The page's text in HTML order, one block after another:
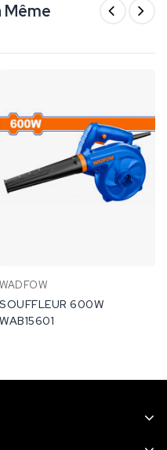
Même
WADFOW
SOUFFLEUR 600W
WAB15601